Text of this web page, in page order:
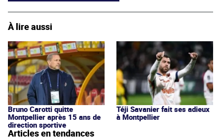
À lire aussi
Bruno Carotti quitte
Montpellier après 15 ans de
direction sportive
Téji Savanier fait ses adieux
à Montpellier
Articles en tendances